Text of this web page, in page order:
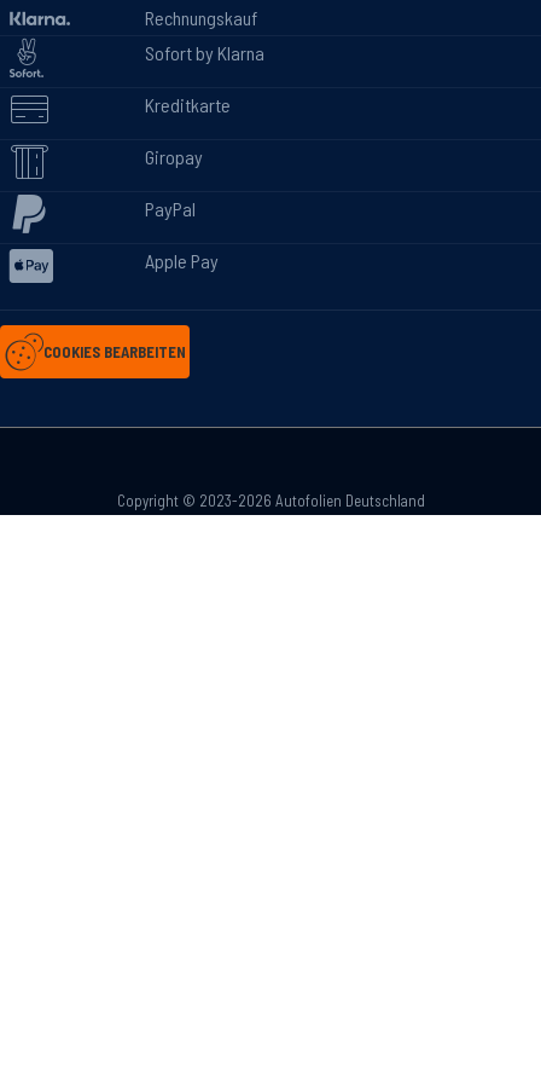
Rechnungskauf
Sofort by Klarna
Kreditkarte
Giropay
PayPal
Apple Pay
COOKIES BEARBEITEN
Copyright © 2023-2026 Autofolien Deutschland